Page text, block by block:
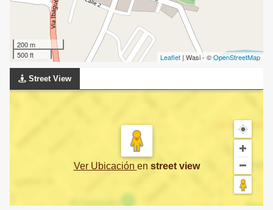
200 m
500 ft
Leaflet | Wasi - ©OpenStreetMap
Street View
Ver Ubicación en street view